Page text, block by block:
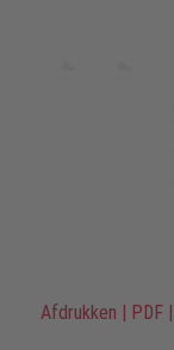
Afdrukken | PDF |